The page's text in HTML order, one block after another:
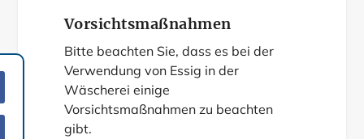
Vorsichtsmaßnahmen
Bitte beachten Sie, dass es bei der
Verwendung von Essig in der
Wäscherei einige
Vorsichtsmaßnahmen zu beachten
gibt.